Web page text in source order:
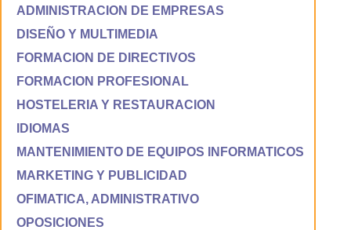
ADMINISTRACION DE EMPRESAS
DISEÑO Y MULTIMEDIA
FORMACION DE DIRECTIVOS
FORMACION PROFESIONAL
HOSTELERIA Y RESTAURACION
IDIOMAS
MANTENIMIENTO DE EQUIPOS INFORMATICOS
MARKETING Y PUBLICIDAD
OFIMATICA, ADMINISTRATIVO
OPOSICIONES